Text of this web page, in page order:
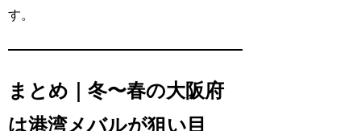
す。
まとめ｜冬〜春の大阪府
は港湾メバルが狙い目